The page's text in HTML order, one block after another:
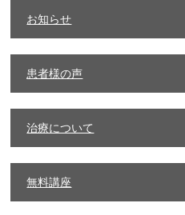
お知らせ
患者様の声
治療について
無料講座